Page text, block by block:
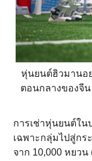
หุ่นยนต์ฮิวมานอ
ตอนกลางของจี
การเช่าหุ่นยนต์ใน
เฉพาะกลุ่มไปสู่กร
จาก 10,000 หยว